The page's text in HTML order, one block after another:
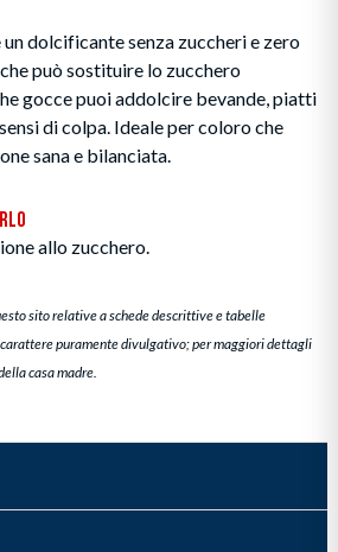
dolcificante senza zuccheri e zero
può sostituire lo zucchero
gocce puoi addolcire bevande, piatti
di colpa. Ideale per coloro che
sana e bilanciata.
allo zucchero.
sito relative a schede descrittive e tabelle
puramente divulgativo; per maggiori dettagli
casa madre.